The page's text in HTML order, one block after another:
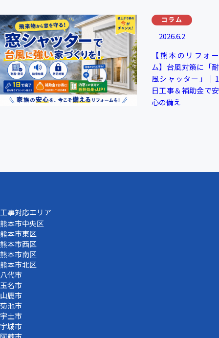
コラム
2026.6.2
【熊本のリフォー
ム】台風対策に「耐
風シャッター」｜1
日工事＆補助金で安
心の備え
工事対応エリア
熊本市中央区
熊本市東区
熊本市西区
熊本市南区
熊本市北区
八代市
玉名市
山鹿市
菊池市
宇土市
宇城市